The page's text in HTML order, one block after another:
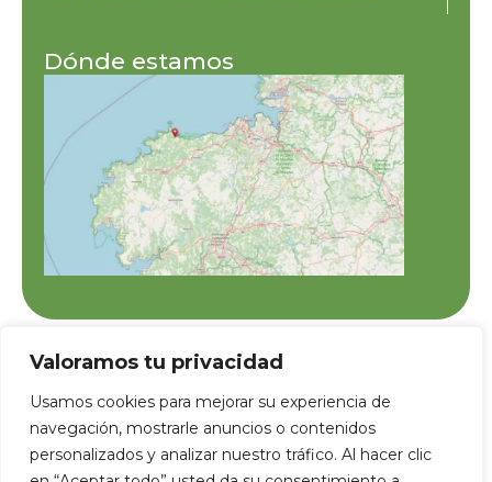
Valoramos tu privacidad
Usamos cookies para mejorar su experiencia de
navegación, mostrarle anuncios o contenidos
personalizados y analizar nuestro tráfico. Al hacer clic
Dónde estamos
BENEFICIARIA DEL PROGRAMA BONO CONSOLIDA ECONOMÍA
SOCIAL FINANCIADO POR EL SERVICIO PUBLICO DE EMPLEO
ESTATAL (SEPE)